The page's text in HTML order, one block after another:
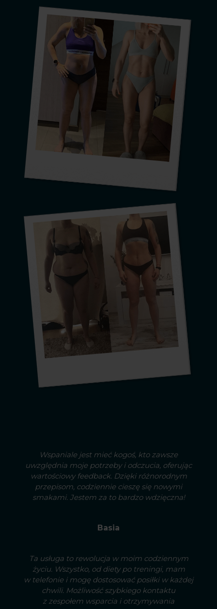
Wspaniale jest mieć kogoś, kto zawsze
uwzględnia moje potrzeby i odczucia, oferując
wartościowy feedback. Dzięki różnorodnym
przepisom, codziennie cieszę się nowymi
smakami. Jestem za to bardzo wdzięczna!
Basia
Ta usługa to rewolucja w moim codziennym
życiu. Wszystko, od diety po treningi, mam
w telefonie i mogę dostosować posiłki w każdej
chwili. Możliwość szybkiego kontaktu
z zespołem wsparcia i otrzymywania